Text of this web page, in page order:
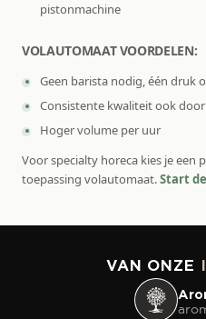
pistonmachine
VOLAUTOMAAT VOORDELEN:
Geen barista nodig, één druk
Consistente kwaliteit ook
Hoger volume per uur
Voor specialty horeca kies je een
toepassing volautomaat.Start
VAN ONZE